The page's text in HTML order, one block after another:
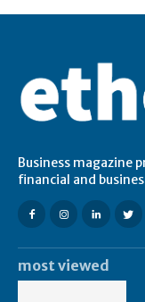
Business magazine
financial and
most viewed